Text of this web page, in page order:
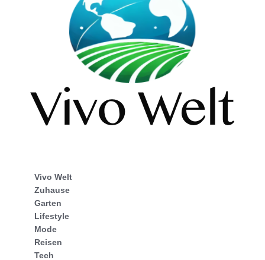
Vivo Welt
Zuhause
Garten
Lifestyle
Mode
Reisen
Tech